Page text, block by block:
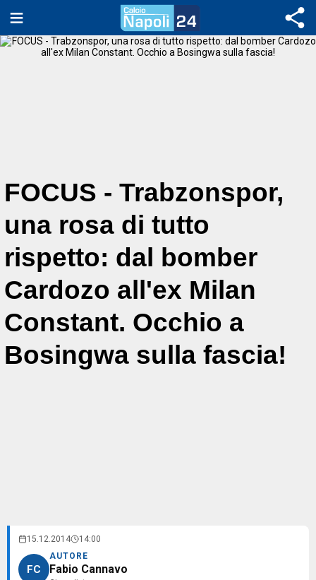
FOCUS - Trabzonspor,
una rosa di tutto
rispetto: dal bomber
Cardozo all'ex Milan
Constant. Occhio a
Bosingwa sulla fascia!
15.12.2014 14:00
FC
AUTORE
Fabio Cannavo